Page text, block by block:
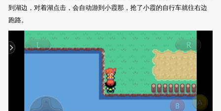
到湖边，对着湖点击，会自动游到小霞那，抢了小霞的自行车就往右边
跑路。